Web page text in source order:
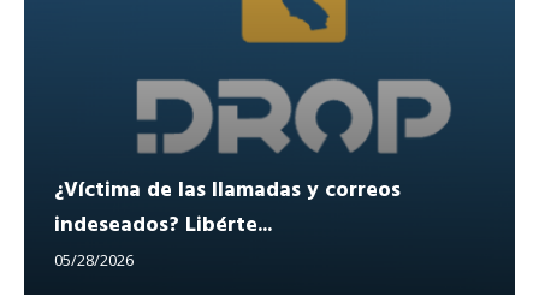
¿Víctima de las llamadas y correos
indeseados? Libérte...
05/28/2026